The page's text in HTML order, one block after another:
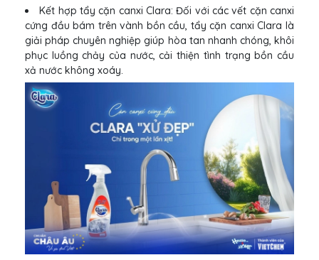
Kết hợp tẩy cặn canxi Clara: Đối với các vết cặn canxi
cứng đầu bám trên vành bồn cầu, tẩy cặn canxi Clara là
giải pháp chuyên nghiệp giúp hòa tan nhanh chóng, khôi
phục luồng chảy của nước, cải thiện tình trạng bồn cầu
xả nước không xoáy.